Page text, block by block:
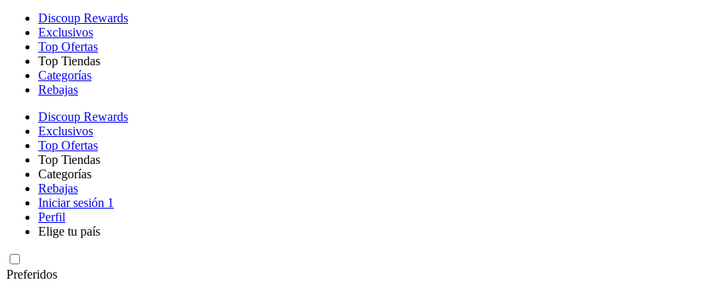
Discoup Rewards
Exclusivos
Top Ofertas
Top Tiendas
Categorías
Rebajas
Discoup Rewards
Exclusivos
Top Ofertas
Top Tiendas
Categorías
Rebajas
Iniciar sesión 1
Perfil
Elige tu país
Preferidos